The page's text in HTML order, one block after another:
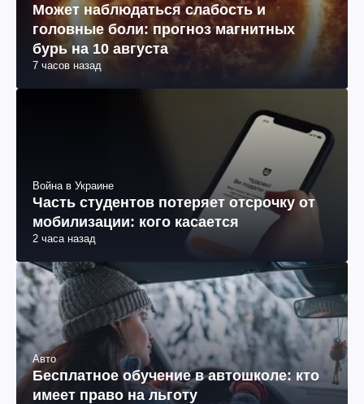
Может наблюдаться слабость и
головные боли: прогноз магнитных
бурь на 10 августа
7 часов назад
Война в Украине
Часть студентов потеряет отсрочку от
мобилизации: кого касается
2 часа назад
Авто
Бесплатное обучение в автошколе: кто
имеет право на льготу